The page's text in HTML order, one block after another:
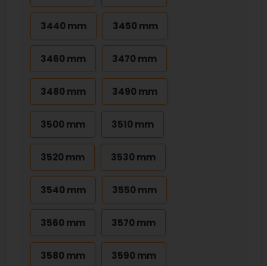
3440 mm 3450 mm
3460 mm 3470 mm
3480 mm 3490 mm
3500 mm 3510 mm
3520 mm 3530 mm
3540 mm 3550 mm
3560 mm 3570 mm
3580 mm 3590 mm